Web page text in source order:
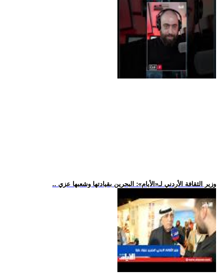
.. وزير الثقافة الأردني لـ«الأيام»: البحرين بقيادتها وشعبها عزي